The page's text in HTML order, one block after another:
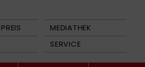
MEDIATHEK
SERVICE